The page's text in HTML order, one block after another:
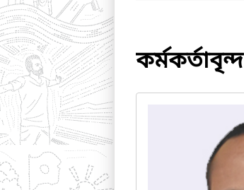
কর্মকর্তাবৃন্দ